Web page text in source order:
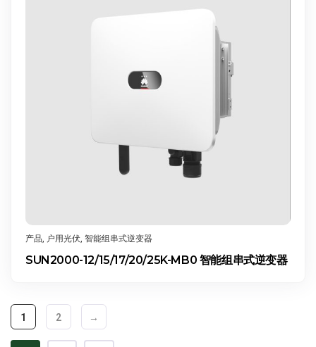
产品, 户用光伏, 智能组串式逆变器
SUN2000-12/15/17/20/25K-MB0 智能组串式逆变器
1 2 →